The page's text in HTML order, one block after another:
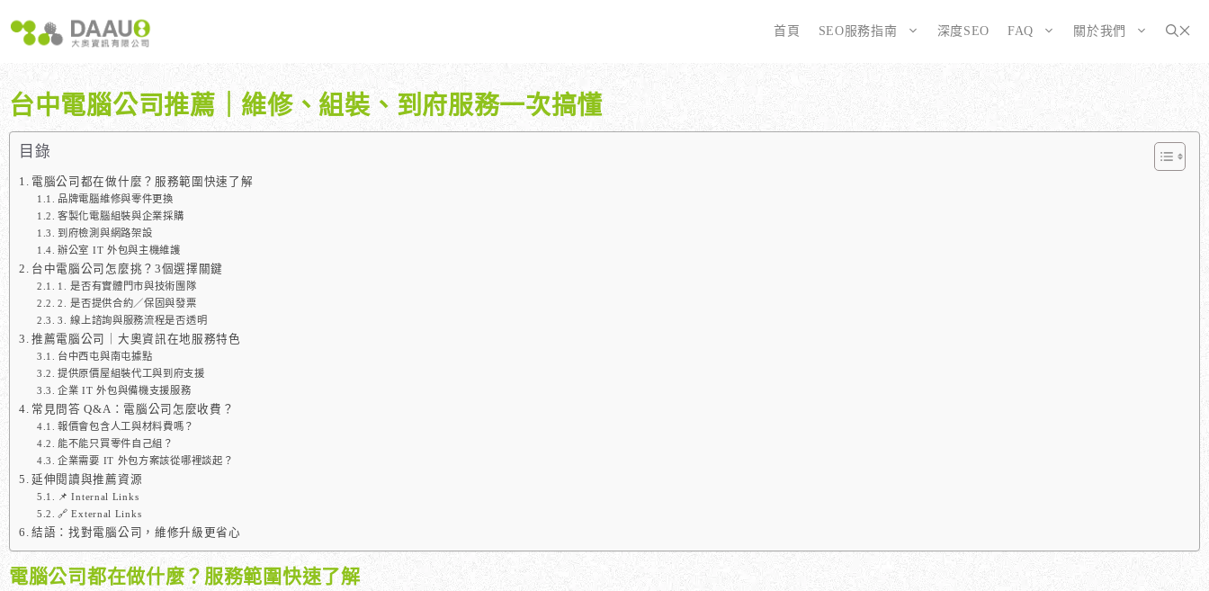
至
內
容
首頁 SEO服務指南
大奧獨家 AISEO矩陣系統｜SEO自動化輕鬆佈局關鍵字
專業SEO撰寫：提升網站SEO自然排序
維基百科：提升品牌形象與SEO的雙贏策略
網站系統開發：打造高效能業務需求的網站
全面優化網站語法：提升SEO表現
為SEO而生的網站
深度SEO FAQ
如何開始 SEO？新手指南
SEO 的重要性：為什麼企業需要它？
什麼是白帽SEO、灰帽SEO與黑帽SEO？
我們提供哪些 SEO 服務？
廣告行銷基礎知識
大奧資訊的網站架設服務包含哪些項目？
關於我們
台中電腦公司推薦｜維修、組裝、到府服務一次搞懂
目錄
電腦公司都在做什麼？服務範圍快速了解
品牌電腦維修與零件更換
客製化電腦組裝與企業採購
到府檢測與網路架設
辦公室 IT 外包與主機維護
台中電腦公司怎麼挑？3個選擇關鍵
1. 是否有實體門市與技術團隊
2. 是否提供合約／保固與發票
3. 線上諮詢與服務流程是否透明
推薦電腦公司｜大奧資訊在地服務特色
台中西屯與南屯據點
提供原價屋組裝代工與到府支援
企業 IT 外包與備機支援服務
常見問答 Q&A：電腦公司怎麼收費？
報價會包含人工與材料費嗎？
能不能只買零件自己組？
企業需要 IT 外包方案該從哪裡談起？
延伸閱讀與推薦資源
📌 Internal Links
🔗 External Links
結語：找對電腦公司，維修升級更省心
電腦公司都在做什麼？服務範圍快速了解